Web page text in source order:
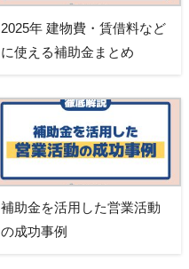
2025年 建物費・賃借料など
に使える補助金まとめ
補助金を活用した営業活動
の成功事例